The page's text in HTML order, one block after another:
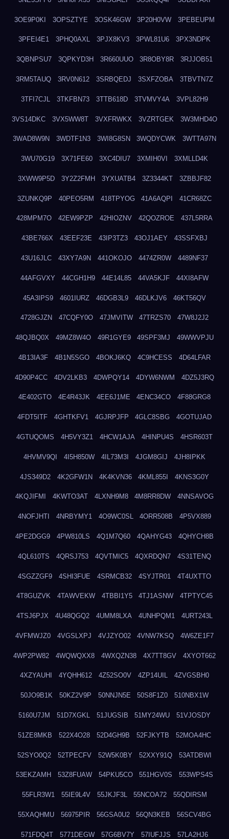
3OE9P0KI 3OPSZTYE 3OSK46GW 3P20H0VW 3PEBEUPM
3PFEI4E1 3PHQ0AXL 3PJX8KV3 3PWL81U6 3PX3NDPK
3QBNPSU7 3QPKYD3H 3R660UUO 3R8OBY8R 3RJJOB51
3RM5TAUQ 3RV0N612 3SRBQEDJ 3SXFZOBA 3TBVTN7Z
3TFI7CJL 3TKFBN73 3TTB618D 3TVMVY4A 3VPL82H9
3VS14DKC 3VX5WW8T 3VXFRWKX 3VZRTGEK 3W3MHD4O
3WAD8W9N 3WDTF1N3 3WI8G8SN 3WQDYCWK 3WTTA97N
3WU70G19 3X71FE60 3XC4DIU7 3XMIH0VI 3XMLLD4K
3XWW9P5D 3Y2Z2FMH 3YXUATB4 3Z3344KT 3ZBBJF82
3ZUNKQ9P 40PEO5RM 418TPYOG 41A6AQPI 41CR68ZC
428MPM7O 42EW9PZP 42HIOZNV 42QOZROE 437L5RRA
43BE766X 43EEF23E 43IP3TZ3 43OJ1AEY 43SSFXBJ
43U16JLC 43XY7A9N 441OKOJO 4474ZR0W 4489NF37
44AFGVXY 44CGH1H9 44E14L85 44VA5KJF 44XI8AFW
45A3IPS9 4601IURZ 46DGB3L9 46DLKJV6 46KT56QV
4728GJZN 47CQFY0O 47JMVITW 47TRZS70 47W8J2J2
48QJBQ0X 49MZ8W4O 49R1GYE9 49SPF3MJ 49WWVPJU
4B13IA3F 4B1N5SGO 4BOKJ6KQ 4C9HCESS 4D64LFAR
4D90P4CC 4DV2LKB3 4DWPQY14 4DYW6NWM 4DZ5J3RQ
4E402GTO 4E4R43JK 4EE6J1ME 4ENC34CO 4F88GRG8
4FDT5ITF 4GHTKFV1 4GJRPJFP 4GLC8SBG 4GOTUJAD
4GTUQOMS 4H5VY3Z1 4HCW1AJA 4HINPU4S 4HSR603T
4HVMV9QI 4I5H850W 4IL73M3I 4JGM8GIJ 4JH8IPKK
4JS349D2 4K2GFW1N 4K4KVN36 4KML855I 4KNS3G0Y
4KQJIFMI 4KWTO3AT 4LXNH9M8 4M8RR8DW 4NNSAVOG
4NOFJHTI 4NRBYMY1 4O9WC0SL 4ORR508B 4P5VX889
4PE2DGG9 4PW810LS 4Q1M7Q60 4QAHYG43 4QHYCH8B
4QL610TS 4QRSJ753 4QVTMIC5 4QXRDQN7 4S31TENQ
4SGZZGF9 4SHI3FUE 4SRMCB32 4SYJTR01 4T4UXTTO
4T8GUZVK 4TAWVEKW 4TBBI1Y5 4TJ1ASNW 4TPTYC45
4TSJ6PJX 4U48QGQ2 4UMM8LXA 4UNHPQM1 4URT243L
4VFMWJZ0 4VGSLXPJ 4VJZYO02 4VNW7KSQ 4W6ZE1F7
4WP2PW82 4WQWQXX8 4WXQZN38 4X7TT8GV 4XYOT662
4XZYAUHI 4YQHH612 4Z52SO0V 4ZP14UIL 4ZVGSBH0
50JO9B1K 50KZ2V9P 50NNJN5E 50S8F1Z0 510NBX1W
5160U7JM 51D7XGKL 51JUGSIB 51MY24WU 51VJOSDY
51ZE8MKB 522X4O28 52D4GH9B 52FJKYTB 52MOA4HC
52SYO0Q2 52TPECFV 52W5K0BY 52XXY91Q 53ATDBWI
53EKZAMH 53Z8FUAW 54PKU5CO 551HGV0S 553WPS4S
55FLR3W1 55IE9L4V 55JKJF3L 55NCOA72 55QDIRSM
55XAQHMU 56975PIR 56GSA0U2 56QN3KEB 56SCV4BG
571FDQ4T 5771DEGW 57G6BV7Y 57IUFJJS 57LA2HJ6